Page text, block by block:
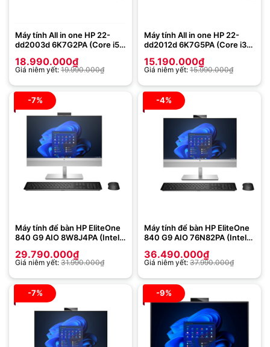
Máy tính All in one HP 22-
dd2003d 6K7G2PA (Core i5-
Iris Xe | 21.5 inch FHD | Win
11 | Trắng)
18.990.000₫
Giá niêm yết: 19.990.000₫
Máy tính All in one HP 22-
dd2012d 6K7G5PA (Core i3-
Iris Xe | Win 11 | Trắng)
15.190.000₫
Giá niêm yết: 15.990.000₫
-7%
Máy tính để bàn HP EliteOne
840 G9 AIO 8W8J4PA (Intel
512GB | Intel UHD Graphics
770 | 23.8 inch FHD | Cảm
ứng | Win 11 | Bạc)
29.790.000₫
Giá niêm yết: 31.990.000₫
-4%
Máy tính để bàn HP EliteOne
840 G9 AIO 76N82PA (Intel
GB | RTX 3050Ti 4GB | 23.8
inch FHD | Win 11)
36.490.000₫
Giá niêm yết: 37.990.000₫
-7% -9%